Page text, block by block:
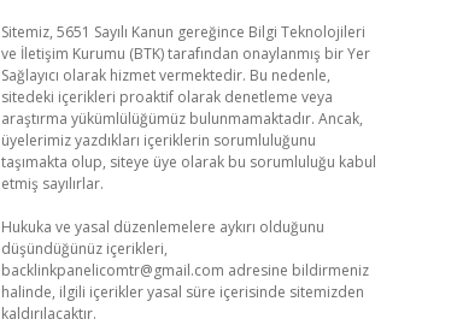
Sitemiz, 5651 Sayılı Kanun gereğince Bilgi Teknolojileri
ve İletişim Kurumu (BTK) tarafından onaylanmış bir Yer
Sağlayıcı olarak hizmet vermektedir. Bu nedenle,
sitedeki içerikleri proaktif olarak denetleme veya
araştırma yükümlülüğümüz bulunmamaktadır. Ancak,
üyelerimiz yazdıkları içeriklerin sorumluluğunu
taşımakta olup, siteye üye olarak bu sorumluluğu kabul
etmiş sayılırlar.
Hukuka ve yasal düzenlemelere aykırı olduğunu
düşündüğünüz içerikleri,
backlinkpanelicomtr@gmail.com adresine bildirmeniz
halinde, ilgili içerikler yasal süre içerisinde sitemizden
kaldırılacaktır.